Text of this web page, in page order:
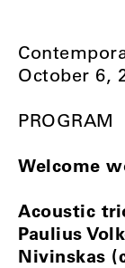
October 6,
PROGRAM
Welcome
Acoustic
Paulius
Nivinskas